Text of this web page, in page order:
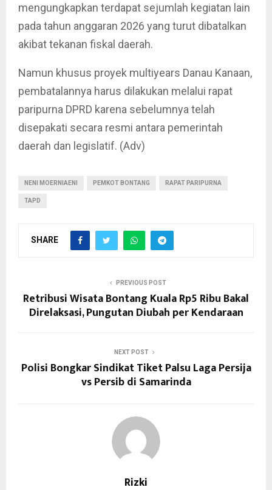
mengungkapkan terdapat sejumlah kegiatan lain
pada tahun anggaran 2026 yang turut dibatalkan
akibat tekanan fiskal daerah.
Namun khusus proyek multiyears Danau Kanaan,
pembatalannya harus dilakukan melalui rapat
paripurna DPRD karena sebelumnya telah
disepakati secara resmi antara pemerintah
daerah dan legislatif. (Adv)
NENI MOERNIAENI PEMKOT BONTANG RAPAT PARIPURNA
TAPD
SHARE
PREVIOUS POST
Retribusi Wisata Bontang Kuala Rp5 Ribu Bakal
Direlaksasi, Pungutan Diubah per Kendaraan
NEXT POST
Polisi Bongkar Sindikat Tiket Palsu Laga Persija
vs Persib di Samarinda
Rizki